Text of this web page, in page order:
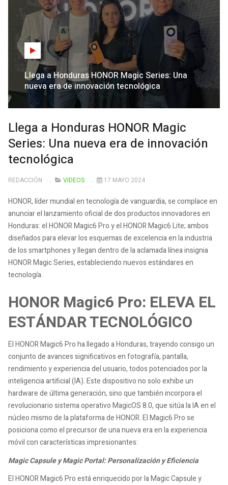
Llega a Honduras HONOR Magic Series: Una
nueva era de innovación tecnológica
Llega a Honduras HONOR Magic
Series: Una nueva era de innovación
tecnológica
REDACCIÓN VIDEOS 17 MAYO 2024
HONOR, líder mundial en tecnología de vanguardia, se complace en
anunciar el lanzamiento oficial de dos productos innovadores en
Honduras: el HONOR Magic6 Pro y el HONOR Magic6 Lite; ambos
diseñados para elevar los esquemas de excelencia en la industria
de los smartphones y llegan dentro de la aclamada línea insignia
HONOR Magic Series, estableciendo nuevos estándares en
tecnología.
HONOR Magic6 Pro: ELEVA EL
ESTÁNDAR TECNOLÓGICO
El HONOR Magic6 Pro ha llegado a Honduras, trayendo consigo un
conjunto de avances significativos en fotografía, pantalla,
rendimiento y experiencia del usuario, todos potenciados por la
inteligencia artificial (IA). Este dispositivo no solo exhibe un
hardware de última generación, sino que también incorpora el
revolucionario sistema operativo MagicOS 8.0, que sitúa la IA en el
núcleo mismo de la plataforma de HONOR. El Magic6 Pro se
posiciona como el precursor de una nueva era en la experiencia
móvil con características impresionantes:
Magic Capsule y Magic Portal: Personalización y Eficiencia
El HONOR Magic6 Pro está enriquecido por la Magic Capsule y